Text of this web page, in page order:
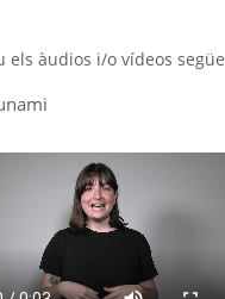
els àudios i/o vídeos